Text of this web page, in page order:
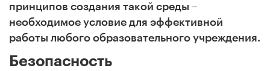
принципов создания такой среды –
необходимое условие для эффективной
работы любого образовательного учреждения.
Безопасность